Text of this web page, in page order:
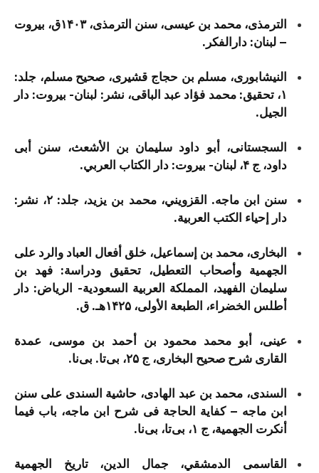
الترمذی، محمد بن عیسی، سنن الترمذی، ۱۴۰۳ق، بیروت
– لبنان: دارالفکر.
النیشابوری، مسلم بن حجاج قشیری، صحیح مسلم، جلد:
۱، تحقیق: محمد فؤاد عبد الباقی، نشر: لبنان- بيروت: دار
الجیل.
السجستانی، أبو داود سلیمان بن الأشعث، سنن أبی
داود، ج ۴، لبنان- بيروت: دار الکتاب العربي.
سنن ابن ماجه. القزویني، محمد بن یزید، جلد: ۲، نشر:
دار إحیاء الکتب العربیة.
البخاری، محمد بن إسماعیل، خلق أفعال العباد والرد علی
الجهمیة وأصحاب التعطیل، تحقیق ودراسة: فهد بن
سلیمان الفهید، المملكة العربية السعودية- الرياض: دار
أطلس الخضراء، الطبعة الأولى، ۱۴۲۵هـ. ق.
عینی، أبو محمد محمود بن أحمد بن موسی، عمدة
القاری شرح صحیح البخاری، ج ۲۵، بی‌تا. بی‌نا.
السندی، محمد بن عبد الهادی، حاشیة السندی علی سنن
ابن ماجه – کفایة الحاجة فی شرح ابن ماجه، باب فیما
أنکرت الجهمیة، ج ۱، بی‌تا، بی‌نا.
القاسمی الدمشقي، جمال الدین، تاریخ الجهمیة